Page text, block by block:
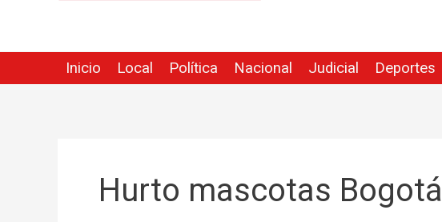
Inicio Local Política Nacional Judicial Deportes
Hurto mascotas Bogotá